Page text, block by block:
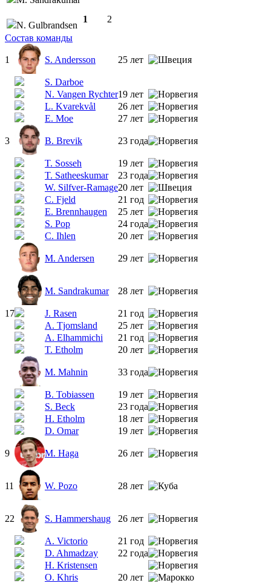
N. Gulbrandsen
1
2
Состав команды
1 S. Andersson 25 лет
S. Darboe
N. Vangen Rychter19 лет
L. Kvarekvål
26 лет
E. Moe
27 лет
3 B. Brevik 23 года
T. Sosseh
19 лет
T. Satheeskumar
23 года
W. Silfver-Ramage20 лет
C. Fjeld
21 год
E. Brennhaugen
25 лет
S. Pop
24 года
C. Ihlen
20 лет
M. Andersen 29 лет
M. Sandrakumar 28 лет
17 J. Rasen
21 год
A. Tjomsland
25 лет
A. Elhammichi
21 год
T. Etholm
20 лет
M. Mahnin 33 года
B. Tobiassen
19 лет
S. Beck
23 года
H. Etholm
18 лет
D. Omar
19 лет
9 M. Haga 26 лет
11 W. Pozo 28 лет
22 S. Hammershaug 26 лет
A. Victorio
21 год
D. Ahmadzay
22 года
H. Kristensen
O. Khris
20 лет